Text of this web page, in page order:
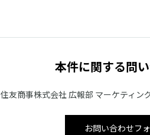
本件に関する問
住友商事株式会社 広報部 マーケティン
お問い合わせフ